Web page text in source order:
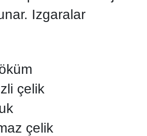
Izgaralar
çelik
çelik